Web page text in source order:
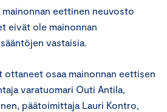
eettinen neuvosto
eivät ole mainonnan
vastaisia.
ottaneet osaa mainonnan eettisen
varatuomari Outi Antila,
päätoimittaja Lauri Kontro,